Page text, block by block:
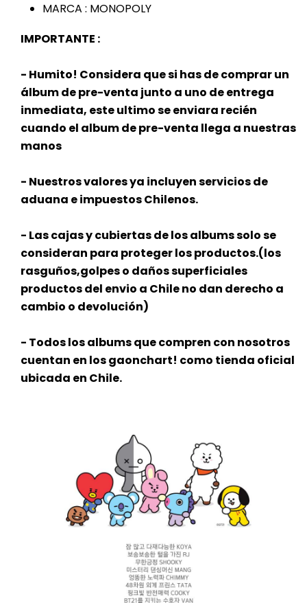
MARCA : MONOPOLY
IMPORTANTE :
- Humito! Considera que si has de comprar un
álbum de pre-venta junto a uno de entrega
inmediata, este ultimo se enviara recién
cuando el album de pre-venta llega a nuestras
manos
- Nuestros valores ya incluyen servicios de
aduana e impuestos Chilenos.
- Las cajas y cubiertas de los albums solo se
consideran para proteger los productos.(los
rasguños,golpes o daños superficiales
productos del envio a Chile no dan derecho a
cambio o devolución)
- Todos los albums que compren con nosotros
cuentan en los gaonchart! como tienda oficial
ubicada en Chile.